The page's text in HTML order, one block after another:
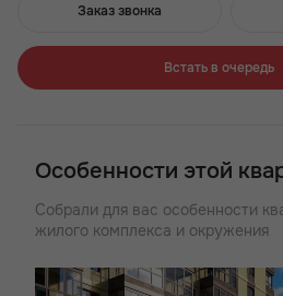
Заказ звонка
Встать в очередь
Особенности этой
Собрали для вас особенности
жилого комплекса и окружения